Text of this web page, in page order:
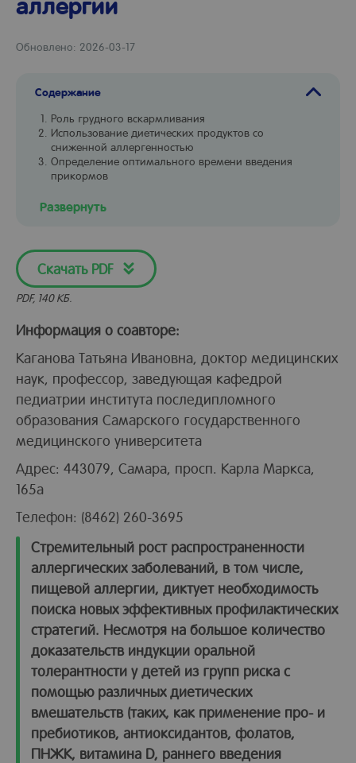
Обновлено: 2026-03-17
Содержание
Роль грудного вскармливания
Использование диетических продуктов со
сниженной аллергенностью
Определение оптимального времени введения
прикормов
Развернуть
Скачать PDF
PDF, 140 КБ.
Информация о соавторе:
Каганова Татьяна Ивановна, доктор медицинских
наук, профессор, заведующая кафедрой
педиатрии института последипломного
образования Самарского государственного
медицинского университета
Адрес: 443079, Самара, просп. Карла Маркса,
165а
Телефон: (8462) 260-3695
Стремительный рост распространенности
аллергических заболеваний, в том числе,
пищевой аллергии, диктует необходимость
поиска новых эффективных профилактических
стратегий. Несмотря на большое количество
доказательств индукции оральной
толерантности у детей из групп риска с
помощью различных диетических
вмешательств (таких, как применение про- и
пребиотиков, антиоксидантов, фолатов,
ПНЖК, витамина D, раннего введения